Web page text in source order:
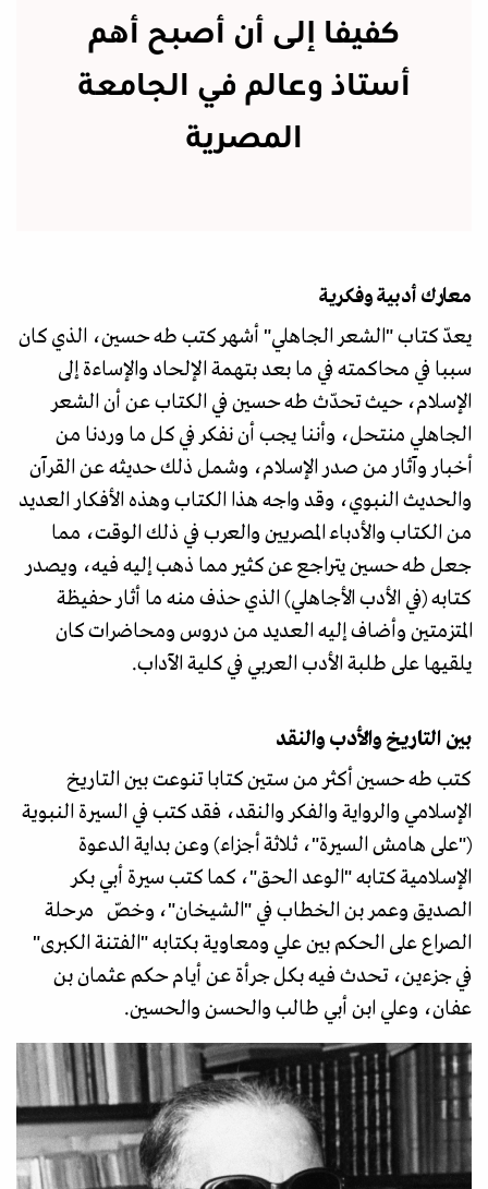
كفيفا إلى أن أصبح أهم
أستاذ وعالم في الجامعة
المصرية
معارك أدبية وفكرية
يعدّ كتاب "الشعر الجاهلي" أشهر كتب طه حسين، الذي كان
سببا في محاكمته في ما بعد بتهمة الإلحاد والإساءة إلى
الإسلام، حيث تحدّث طه حسين في الكتاب عن أن الشعر
الجاهلي منتحل، وأننا يجب أن نفكر في كل ما وردنا من
أخبار وآثار من صدر الإسلام، وشمل ذلك حديثه عن القرآن
والحديث النبوي، وقد واجه هذا الكتاب وهذه الأفكار العديد
من الكتاب والأدباء المصريين والعرب في ذلك الوقت، مما
جعل طه حسين يتراجع عن كثير مما ذهب إليه فيه، ويصدر
كتابه (في الأدب الأجاهلي) الذي حذف منه ما أثار حفيظة
المتزمتين وأضاف إليه العديد من دروس ومحاضرات كان
يلقيها على طلبة الأدب العربي في كلية الآداب.
بين التاريخ والأدب والنقد
كتب طه حسين أكثر من ستين كتابا تنوعت بين التاريخ
الإسلامي والرواية والفكر والنقد، فقد كتب في السيرة النبوية
("على هامش السيرة"، ثلاثة أجزاء) وعن بداية الدعوة
الإسلامية كتابه "الوعد الحق"، كما كتب سيرة أبي بكر
الصديق وعمر بن الخطاب في "الشيخان"، وخصّ مرحلة
الصراع على الحكم بين علي ومعاوية بكتابه "الفتنة الكبرى"
في جزءين، تحدث فيه بكل جرأة عن أيام حكم عثمان بن
عفان، وعلي ابن أبي طالب والحسن والحسين.